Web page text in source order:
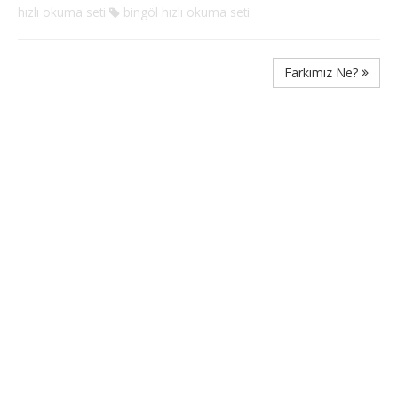
hızlı okuma seti
bingöl hızlı okuma seti
Farkımız Ne?